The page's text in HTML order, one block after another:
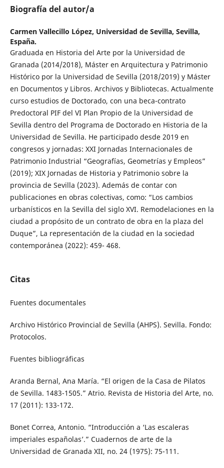
Biografía del autor/a
Carmen Vallecillo López, Universidad de Sevilla, Sevilla,
España.
Graduada en Historia del Arte por la Universidad de
Granada (2014/2018), Máster en Arquitectura y Patrimonio
Histórico por la Universidad de Sevilla (2018/2019) y Máster
en Documentos y Libros. Archivos y Bibliotecas. Actualmente
curso estudios de Doctorado, con una beca-contrato
Predoctoral PIF del VI Plan Propio de la Universidad de
Sevilla dentro del Programa de Doctorado en Historia de la
Universidad de Sevilla. He participado desde 2019 en
congresos y jornadas: XXI Jornadas Internacionales de
Patrimonio Industrial “Geografías, Geometrías y Empleos”
(2019); XIX Jornadas de Historia y Patrimonio sobre la
provincia de Sevilla (2023). Además de contar con
publicaciones en obras colectivas, como: “Los cambios
urbanísticos en la Sevilla del siglo XVI. Remodelaciones en la
ciudad a propósito de un contrato de obra en la plaza del
Duque”, La representación de la ciudad en la sociedad
contemporánea (2022): 459- 468.
Citas
Fuentes documentales
Archivo Histórico Provincial de Sevilla (AHPS). Sevilla. Fondo:
Protocolos.
Fuentes bibliográficas
Aranda Bernal, Ana María. “El origen de la Casa de Pilatos
de Sevilla. 1483-1505.” Atrio. Revista de Historia del Arte, no.
17 (2011): 133-172.
Bonet Correa, Antonio. “Introducción a ‘Las escaleras
imperiales españolas’.” Cuadernos de arte de la
Universidad de Granada XII, no. 24 (1975): 75-111.